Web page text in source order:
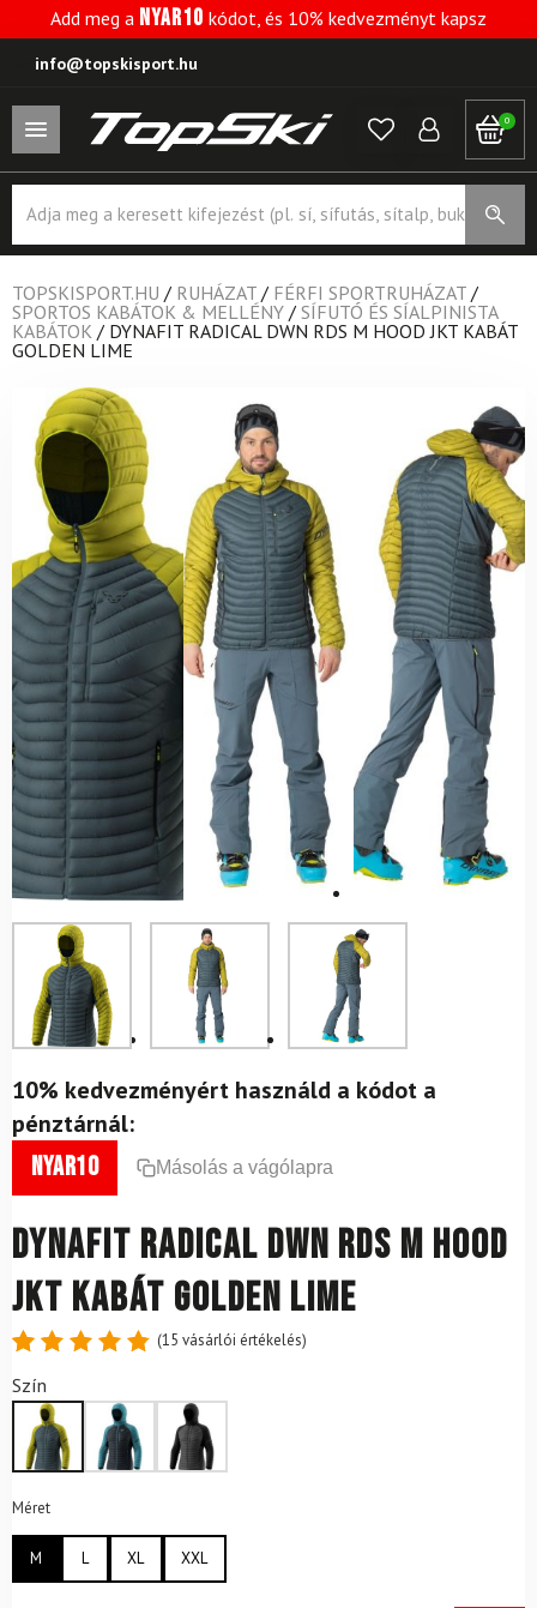
Add meg a NYAR10 kódot, és 10% kedvezményt kapsz
info@topskisport.hu
0
search
TOPSKISPORT.HU / RUHÁZAT / FÉRFI SPORTRUHÁZAT /
SPORTOS KABÁTOK & MELLÉNY / SÍFUTÓ ÉS SÍALPINISTA
KABÁTOK / DYNAFIT RADICAL DWN RDS M HOOD JKT KABÁT
GOLDEN LIME
10% kedvezményért használd a kódot a
pénztárnál:
nyar10 Másolás a vágólapra
DYNAFIT Radical DWN RDS M HOOD
JKT kabát Golden Lime
4.87
5-ből,
értékelés
alapján
(15 vásárlói értékelés)
Szín
Méret
M L XL XXL